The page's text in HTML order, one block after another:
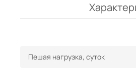
Пешая нагрузка, суток